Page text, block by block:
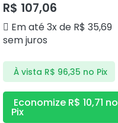
R$ 107,06
Em até 3x de R$ 35,69
sem juros
À vista R$ 96,35 no Pix
Economize R$ 10,71 no
Pix